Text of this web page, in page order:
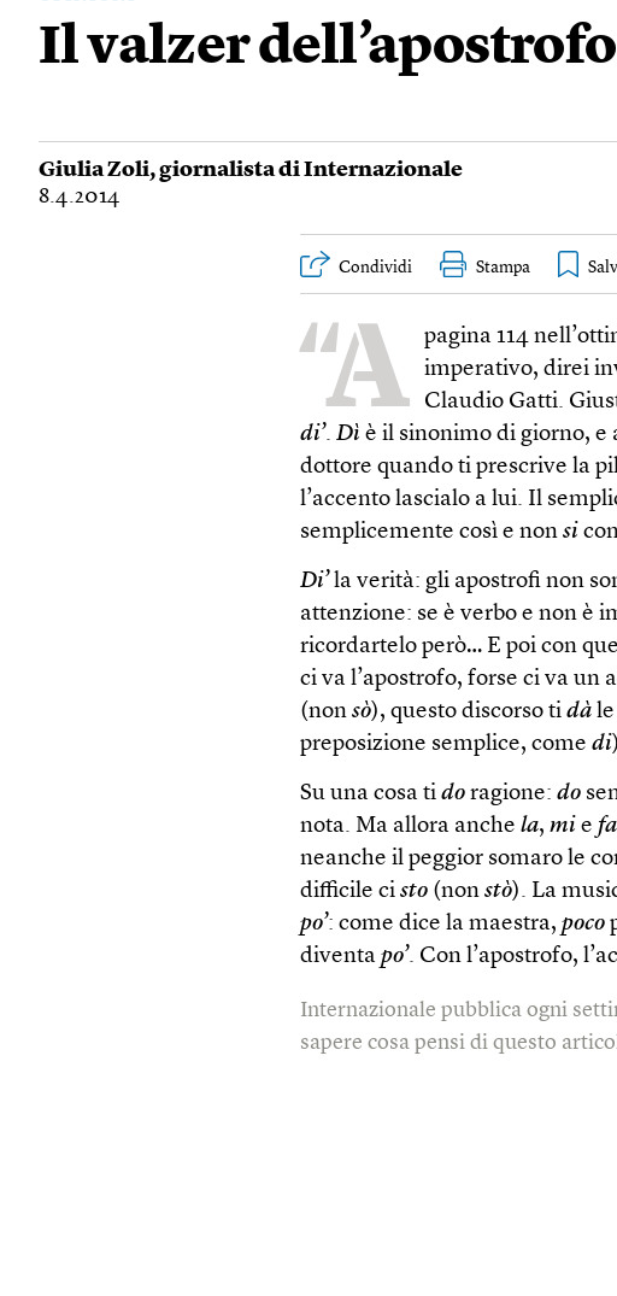
Il valzer dell’apostrofo
Giulia Zoli, giornalista di Internazionale
8.4.2014
Condividi Stampa
“A pagina 114
imperativo, direi
Claudio Gatti.
di’.Dì è il sinonimo di giorno, e
dottore quando ti prescrive la
l’accento lascialo a lui. Il
semplicemente così e nonsi
Di’la verità: gli apostrofi non
attenzione: se è verbo e non è
ricordartelo però… E poi con
ci va l’apostrofo, forse ci va un
(nonsò), questo discorso tidà
preposizione semplice, comedi
Su una cosa tido ragione:do
nota. Ma allora anchela,mi e fa
neanche il peggior somaro le
difficile cisto (nonstò). La
po’: come dice la maestra,poco
diventapo’. Con l’apostrofo,
Internazionale pubblica ogni
sapere cosa pensi di questo